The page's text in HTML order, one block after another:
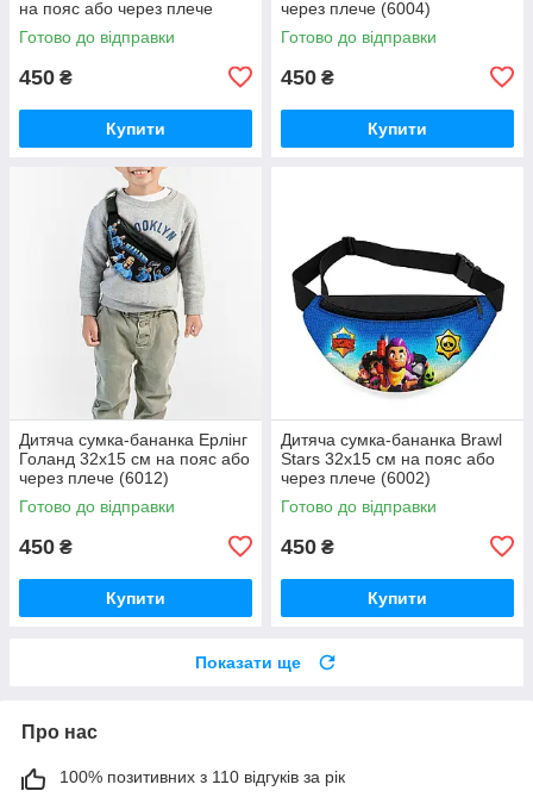
на пояс або через плече
(6006)
Готово до відправки
450 ₴
Купити
через плече (6004)
Готово до відправки
450 ₴
Купити
Дитяча сумка-бананка Ерлінг
Голанд 32х15 см на пояс або
через плече (6012)
Готово до відправки
450 ₴
Купити
Дитяча сумка-бананка Brawl
Stars 32х15 см на пояс або
через плече (6002)
Готово до відправки
450 ₴
Купити
Показати ще
Про нас
100% позитивних з 110 відгуків за рік